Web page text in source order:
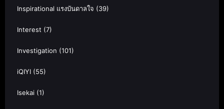
Inspirational แรงบันดาลใจ (39)
Interest (7)
Investigation (101)
iQIYI (55)
Isekai (1)